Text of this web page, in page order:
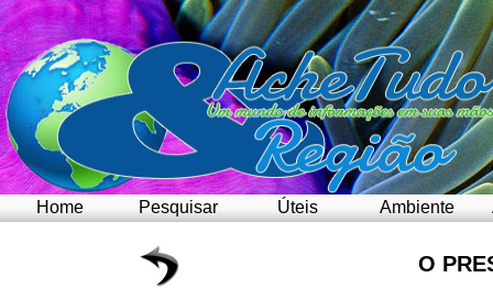
Home Pesquisar Úteis Ambiente
O